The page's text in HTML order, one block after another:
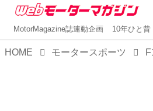
MotorMagazine誌連動企画 10年ひと昔
HOME モータースポーツ